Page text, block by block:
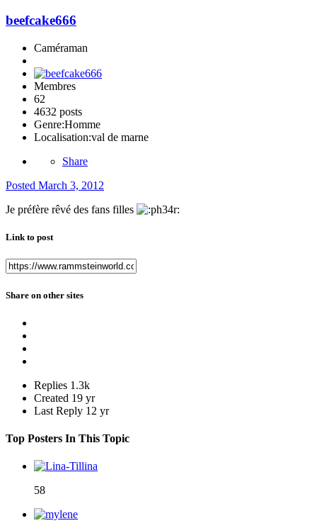
beefcake666
Caméraman
Membres
62
4632 posts
Genre:Homme
Localisation:val de marne
Share
Posted March 3, 2012
Je préfère rêvé des fans filles
Link to post
Share on other sites
Replies 1.3k
Created 19 yr
Last Reply 12 yr
Top Posters In This Topic
58